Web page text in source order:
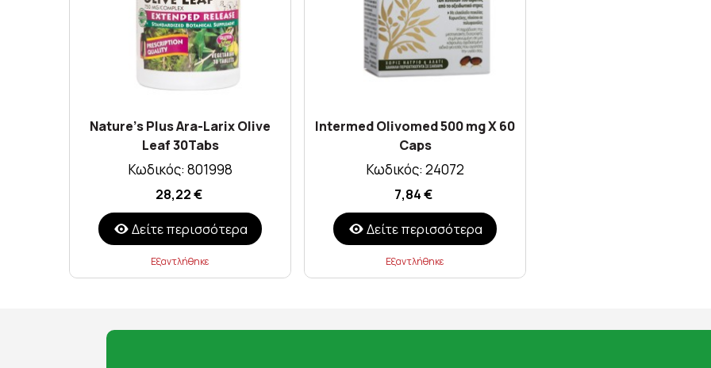
Nature's Plus Ara-Larix Olive
Leaf 30Tabs
Κωδικός: 801998
28,22 €
Δείτε περισσότερα
Εξαντλήθηκε
Intermed Olivomed 500 mg X 60
Caps
Κωδικός: 24072
7,84 €
Δείτε περισσότερα
Εξαντλήθηκε